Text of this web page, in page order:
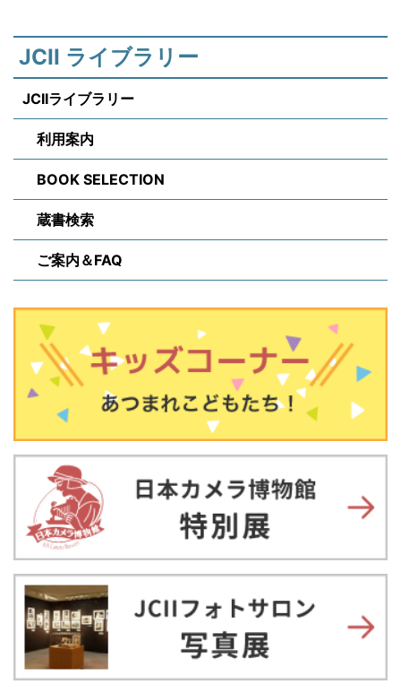
JCII ライブラリー
JCIIライブラリー
利用案内
BOOK SELECTION
蔵書検索
ご案内＆FAQ